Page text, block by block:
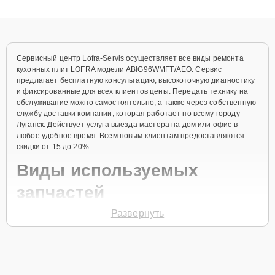
Сервисный центр Lofra-Servis осуществляет все виды ремонта
кухонных плит LOFRA модели ABIG96WMFT/AEO. Сервис
предлагает бесплатную консультацию, высокоточную диагностику
и фиксированные для всех клиентов цены. Передать технику на
обслуживание можно самостоятельно, а также через собственную
службу доставки компании, которая работает по всему городу
Луганск. Действует услуга выезда мастера на дом или офис в
любое удобное время. Всем новым клиентам предоставляются
скидки от 15 до 20%.
Виды используемых
запчастей
Для ремонта кухонной плиты модели ABIG96WMFT/AEO
Развернуть